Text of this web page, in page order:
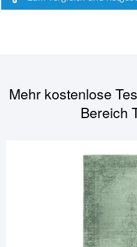
Mehr kostenlose
Bereich